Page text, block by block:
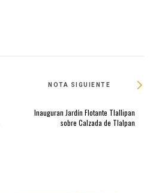
NOTA SIGUIENTE
Inauguran Jardín Flotante Tlallipan
sobre Calzada de Tlalpan